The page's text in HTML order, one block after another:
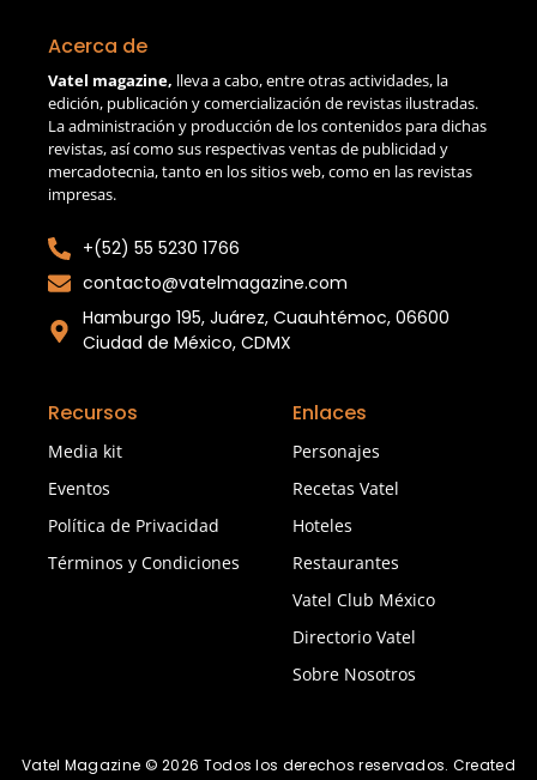
Acerca de
Vatel magazine, lleva a cabo, entre otras actividades, la
edición, publicación y comercialización de revistas ilustradas.
La administración y producción de los contenidos para dichas
revistas, así como sus respectivas ventas de publicidad y
mercadotecnia, tanto en los sitios web, como en las revistas
impresas.
+(52) 55 5230 1766
contacto@vatelmagazine.com
Hamburgo 195, Juárez, Cuauhtémoc, 06600
Ciudad de México, CDMX
Recursos
Media kit
Eventos
Política de Privacidad
Términos y Condiciones
Enlaces
Personajes
Recetas Vatel
Hoteles
Restaurantes
Vatel Club México
Directorio Vatel
Sobre Nosotros
Vatel Magazine © 2026 Todos los derechos reservados. Created